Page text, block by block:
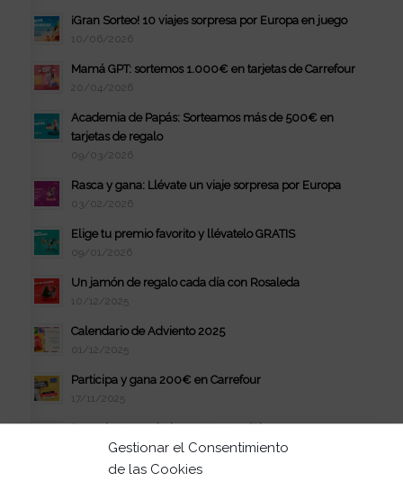
Gestionar el Consentimiento
de las Cookies
¡Gran Sorteo! 10 viajes sorpresa por Europa en juego
10/06/2026
Mamá GPT: sortemos 1.000€ en tarjetas de Carrefour
20/04/2026
Academia de Papás: Sorteamos más de 500€ en
tarjetas de regalo
09/03/2026
Rasca y gana: Llévate un viaje sorpresa por Europa
03/02/2026
Elige tu premio favorito y llévatelo GRATIS
09/01/2026
Un jamón de regalo cada día con Rosaleda
10/12/2025
Calendario de Adviento 2025
01/12/2025
Participa y gana 200€ en Carrefour
17/11/2025
Descubre tus miedos y GANA un iPhone 17
21/10/2025
Gran Sorteo de La Casa de Muñecas de Gabby